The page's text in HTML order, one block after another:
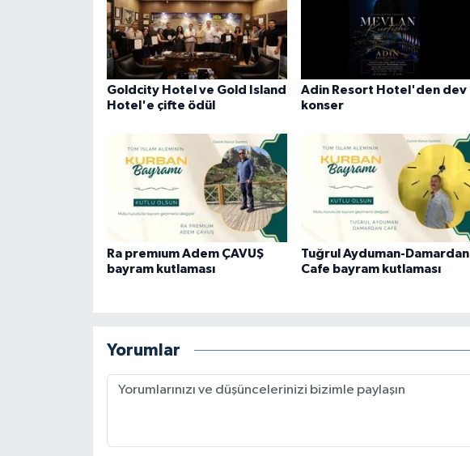
Goldcity Hotel ve Gold Island
Hotel'e çifte ödül
Adin Resort Hotel'den dev
konser
Ra premıum Adem ÇAVUŞ
bayram kutlaması
Tuğrul Ayduman-Damardan
Cafe bayram kutlaması
Yorumlar